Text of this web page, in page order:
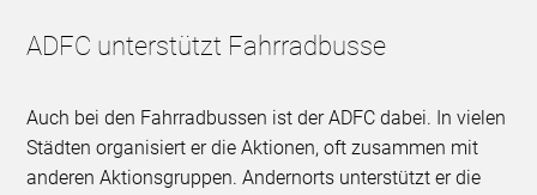
ADFC unterstützt Fahrradbusse
Auch bei den Fahrradbussen ist der ADFC dabei. In vielen
Städten organisiert er die Aktionen, oft zusammen mit
anderen Aktionsgruppen. Andernorts unterstützt er die